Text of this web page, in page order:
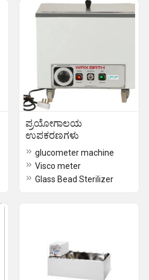
ಪ್ರಯೋಗಾಲಯ
ಉಪಕರಣಗಳು
glucometer machine
Visco meter
Glass Bead Sterilizer